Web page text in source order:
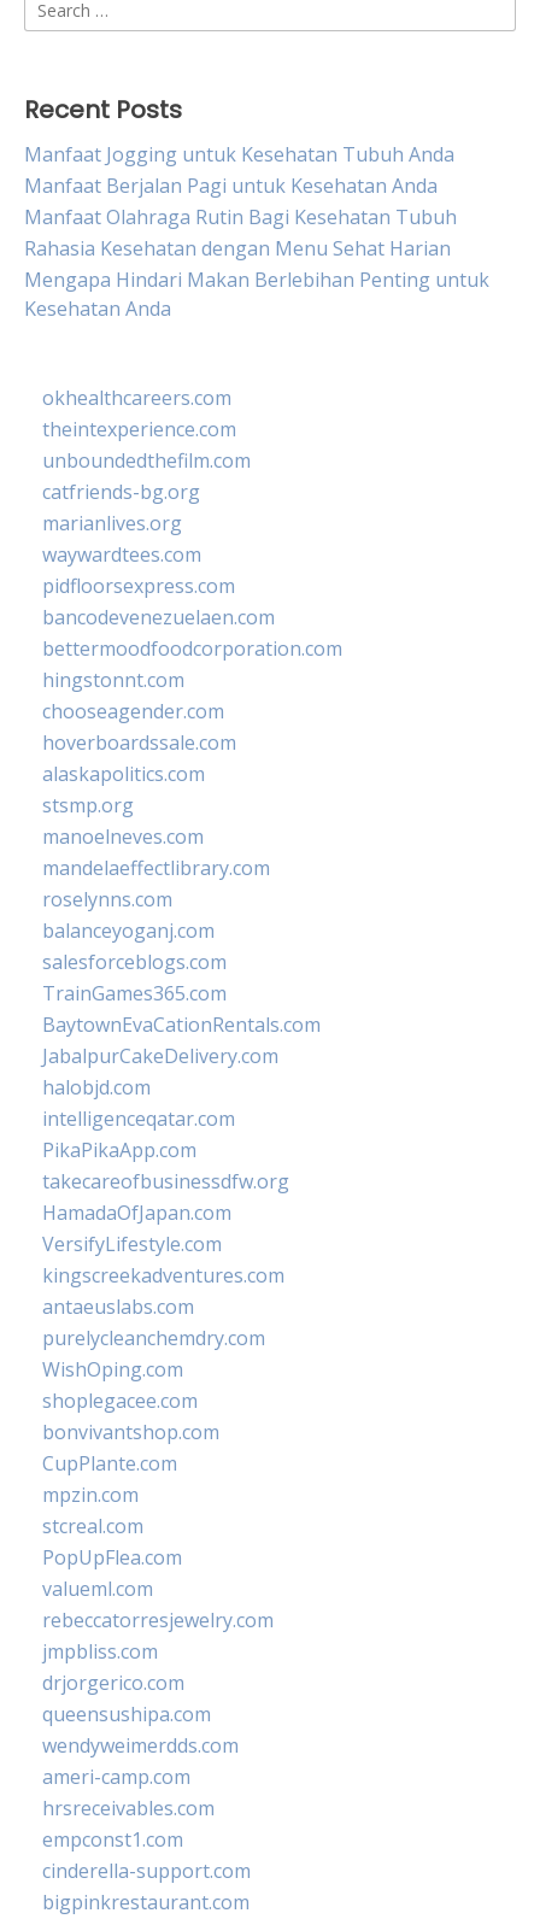
for:
Recent Posts
Manfaat Jogging untuk Kesehatan Tubuh Anda
Manfaat Berjalan Pagi untuk Kesehatan Anda
Manfaat Olahraga Rutin Bagi Kesehatan Tubuh
Rahasia Kesehatan dengan Menu Sehat Harian
Mengapa Hindari Makan Berlebihan Penting untuk
Kesehatan Anda
okhealthcareers.com
theintexperience.com
unboundedthefilm.com
catfriends-bg.org
marianlives.org
waywardtees.com
pidfloorsexpress.com
bancodevenezuelaen.com
bettermoodfoodcorporation.com
hingstonnt.com
chooseagender.com
hoverboardssale.com
alaskapolitics.com
stsmp.org
manoelneves.com
mandelaeffectlibrary.com
roselynns.com
balanceyoganj.com
salesforceblogs.com
TrainGames365.com
BaytownEvaCationRentals.com
JabalpurCakeDelivery.com
halobjd.com
intelligenceqatar.com
PikaPikaApp.com
takecareofbusinessdfw.org
HamadaOfJapan.com
VersifyLifestyle.com
kingscreekadventures.com
antaeuslabs.com
purelycleanchemdry.com
WishOping.com
shoplegacee.com
bonvivantshop.com
CupPlante.com
mpzin.com
stcreal.com
PopUpFlea.com
valueml.com
rebeccatorresjewelry.com
jmpbliss.com
drjorgerico.com
queensushipa.com
wendyweimerdds.com
ameri-camp.com
hrsreceivables.com
empconst1.com
cinderella-support.com
bigpinkrestaurant.com